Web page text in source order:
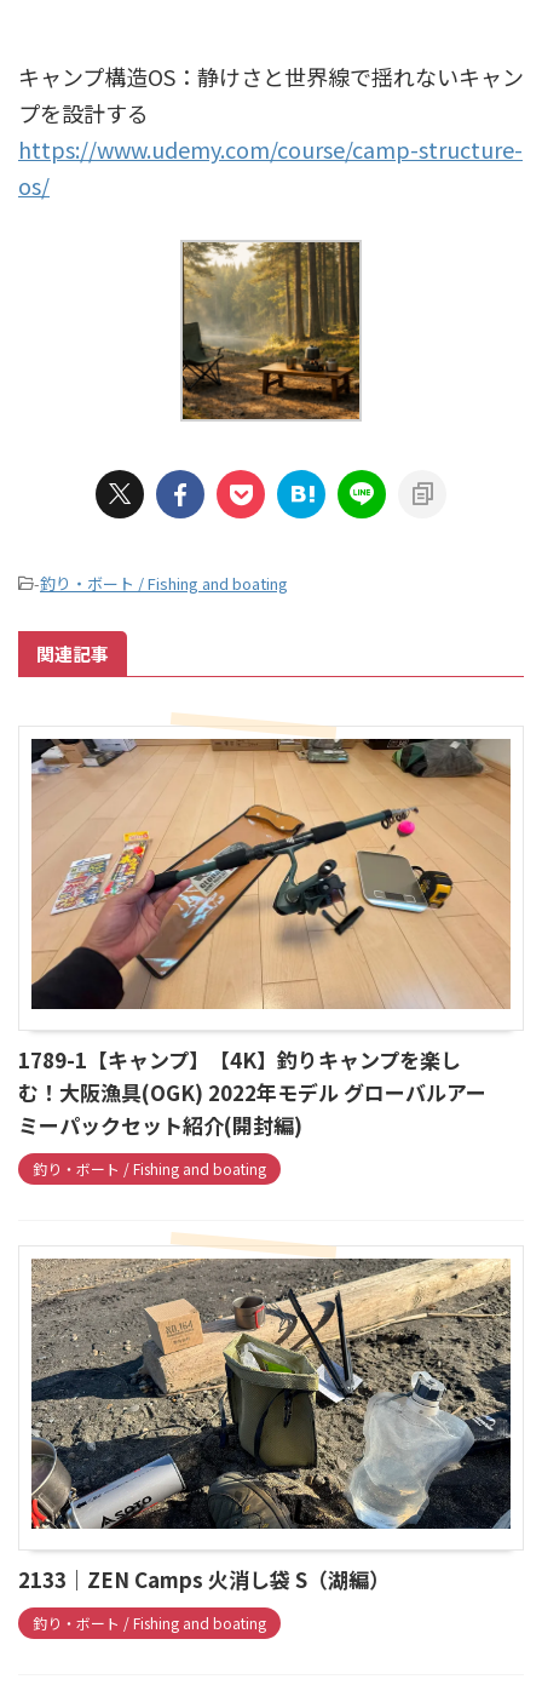
キャンプ構造OS：静けさと世界線で揺れないキャン
プを設計する
https://www.udemy.com/course/camp-structure-
os/
-釣り・ボート / Fishing and boating
関連記事
1789-1【キャンプ】【4K】釣りキャンプを楽し
む！大阪漁具(OGK) 2022年モデル グローバルアー
ミーパックセット紹介(開封編)
釣り・ボート / Fishing and boating
2133｜ZEN Camps 火消し袋 S（湖編）
釣り・ボート / Fishing and boating